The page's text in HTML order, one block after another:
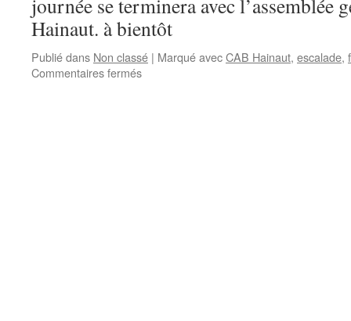
journée se terminera avec l’assemblée
Hainaut. à bientôt
Publié dans Non classé | Marqué avecCAB Hainaut, escalade,
Commentaires ferméssur